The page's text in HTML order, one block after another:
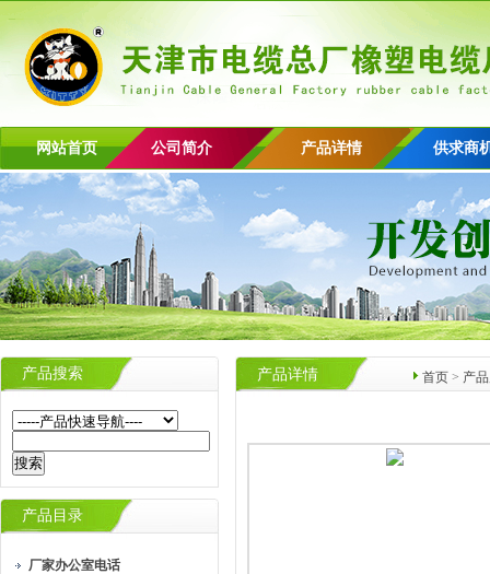
网站首页 公司简介 产品详情 供求商
产品搜索
产品目录
厂家办公室电话
首页 > 产
产品详情